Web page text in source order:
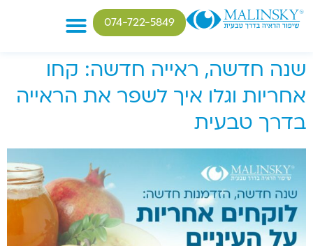
074-722-5849
שנה חדשה, ראייה חדשה: קחו
אחריות וגלו איך לשפר את הראייה
בדרך טבעית